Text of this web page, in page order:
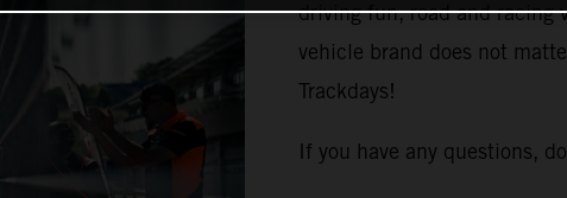
driving fun, road and racing
vehicle brand does not
Trackdays!
If you have any questions,